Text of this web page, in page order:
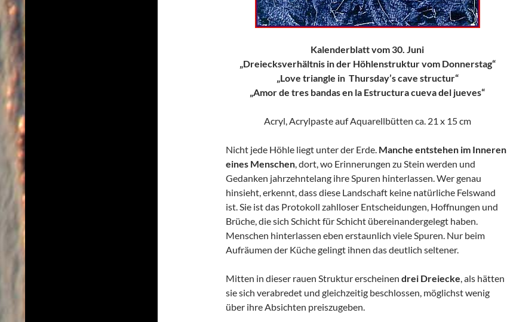
Kalenderblatt vom 30. Juni
„Dreiecksverhältnis in der Höhlenstruktur vom Donnerstag“
„Love triangle in Thursday’s cave structur“
„Amor de tres bandas en la Estructura cueva del jueves“
Acryl, Acrylpaste auf Aquarellbütten ca. 21 x 15 cm
Nicht jede Höhle liegt unter der Erde. Manche entstehen im Inneren
eines Menschen, dort, wo Erinnerungen zu Stein werden und
Gedanken jahrzehntelang ihre Spuren hinterlassen. Wer genau
hinsieht, erkennt, dass diese Landschaft keine natürliche Felswand
ist. Sie ist das Protokoll zahlloser Entscheidungen, Hoffnungen und
Brüche, die sich Schicht für Schicht übereinandergelegt haben.
Menschen hinterlassen eben erstaunlich viele Spuren. Nur beim
Aufräumen der Küche gelingt ihnen das deutlich seltener.
Mitten in dieser rauen Struktur erscheinen drei Dreiecke, als hätten
sie sich verabredet und gleichzeitig beschlossen, möglichst wenig
über ihre Absichten preiszugeben.